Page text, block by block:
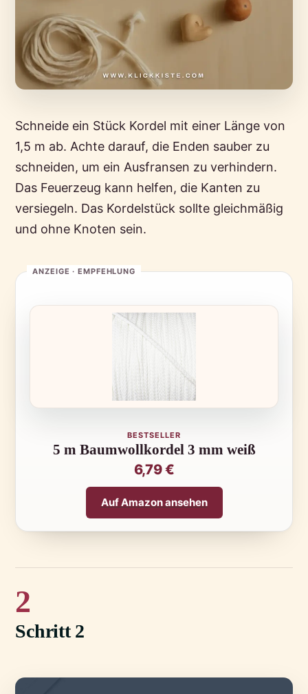
Schneide ein Stück Kordel mit einer Länge von
1,5 m ab. Achte darauf, die Enden sauber zu
schneiden, um ein Ausfransen zu verhindern.
Das Feuerzeug kann helfen, die Kanten zu
versiegeln. Das Kordelstück sollte gleichmäßig
und ohne Knoten sein.
BESTSELLER
5 m Baumwollkordel 3 mm weiß
6,79 €
Auf Amazon ansehen
2
Schritt 2